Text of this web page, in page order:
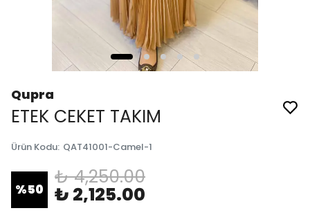
Qupra
ETEK CEKET TAKIM
Ürün Kodu: QAT41001-Camel-1
%50
₺ 4,250.00
₺ 2,125.00